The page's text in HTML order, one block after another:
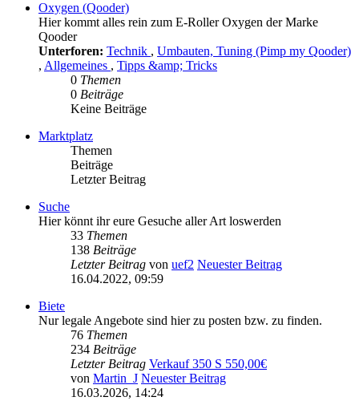
Oxygen (Qooder)
Hier kommt alles rein zum E-Roller Oxygen der Marke
Qooder
Unterforen: Technik , Umbauten, Tuning (Pimp my Qooder)
, Allgemeines , Tipps &amp; Tricks
0 Themen
0 Beiträge
Keine Beiträge
Marktplatz
Themen
Beiträge
Letzter Beitrag
Suche
Hier könnt ihr eure Gesuche aller Art loswerden
33 Themen
138 Beiträge
Letzter Beitrag von uef2 Neuester Beitrag
16.04.2022, 09:59
Biete
Nur legale Angebote sind hier zu posten bzw. zu finden.
76 Themen
234 Beiträge
Letzter Beitrag Verkauf 350 S 550,00€
von Martin_J Neuester Beitrag
16.03.2026, 14:24